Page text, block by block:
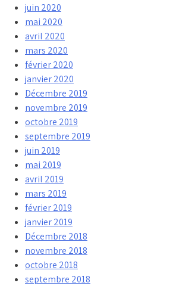
juin 2020
mai 2020
avril 2020
mars 2020
février 2020
janvier 2020
Décembre 2019
novembre 2019
octobre 2019
septembre 2019
juin 2019
mai 2019
avril 2019
mars 2019
février 2019
janvier 2019
Décembre 2018
novembre 2018
octobre 2018
septembre 2018